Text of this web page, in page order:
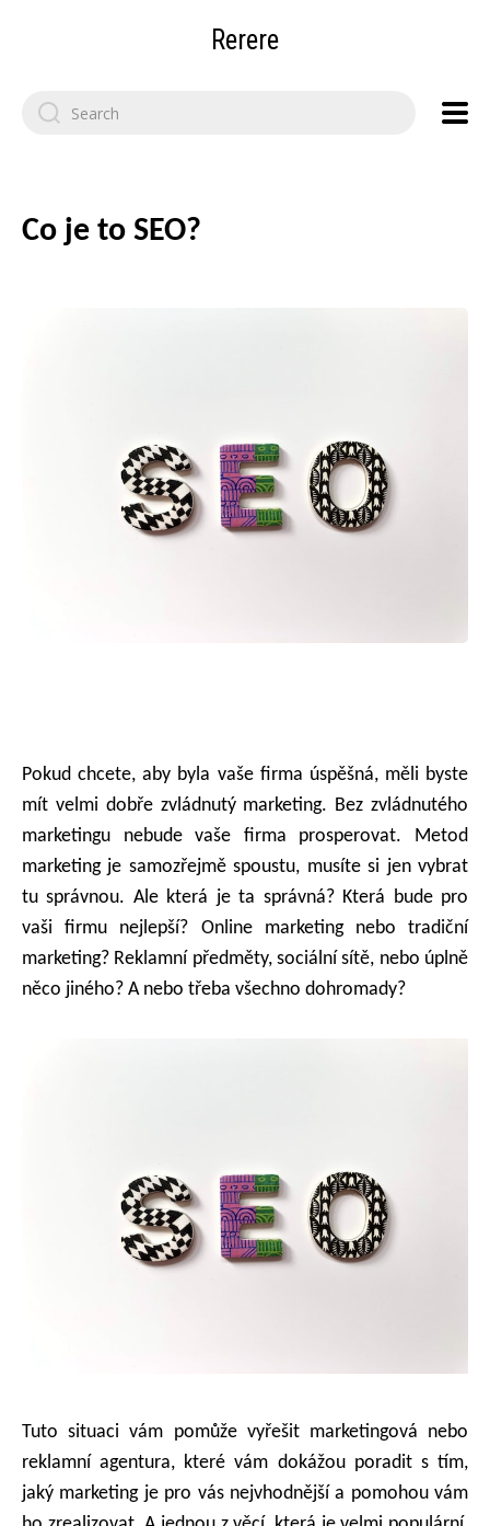
Rerere
Search
for:
Co je to SEO?
Pokud chcete, aby byla vaše firma úspěšná, měli byste
mít velmi dobře zvládnutý marketing. Bez zvládnutého
marketingu nebude vaše firma prosperovat. Metod
marketing je samozřejmě spoustu, musíte si jen vybrat
tu správnou. Ale která je ta správná? Která bude pro
vaši firmu nejlepší? Online marketing nebo tradiční
marketing? Reklamní předměty, sociální sítě, nebo úplně
něco jiného? A nebo třeba všechno dohromady?
Tuto situaci vám pomůže vyřešit marketingová nebo
reklamní agentura, které vám dokážou poradit s tím,
jaký marketing je pro vás nejvhodnější a pomohou vám